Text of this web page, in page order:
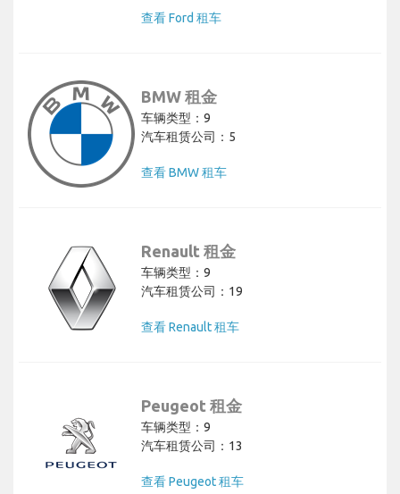
查看 Ford 租车
BMW 租金
车辆类型：9
汽车租赁公司：5
查看 BMW 租车
Renault 租金
车辆类型：9
汽车租赁公司：19
查看 Renault 租车
Peugeot 租金
车辆类型：9
汽车租赁公司：13
查看 Peugeot 租车